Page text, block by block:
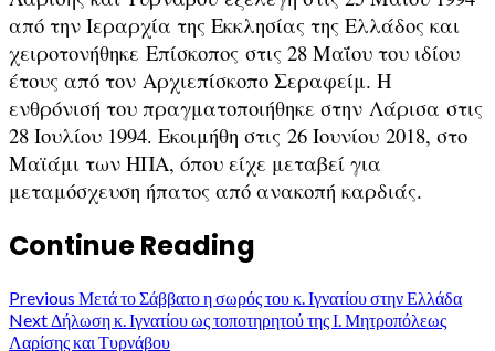
από την Ιεραρχία της Εκκλησίας της Ελλάδος και
χειροτονήθηκε Επίσκοπος στις 28 Μαΐου του ιδίου
έτους από τον Αρχιεπίσκοπο Σεραφείμ. Η
ενθρόνισή του πραγματοποιήθηκε στην Λάρισα στις
28 Ιουλίου 1994. Εκοιμήθη στις 26 Ιουνίου 2018, στο
Μαϊάμι των ΗΠΑ, όπου είχε μεταβεί για
μεταμόσχευση ήπατος από ανακοπή καρδιάς.
Continue Reading
Previous Μετά το Σάββατο η σωρός του κ. Ιγνατίου στην Ελλάδα
Next Δήλωση κ. Ιγνατίου ως τοποτηρητού της Ι. Μητροπόλεως
Λαρίσης και Τυρνάβου